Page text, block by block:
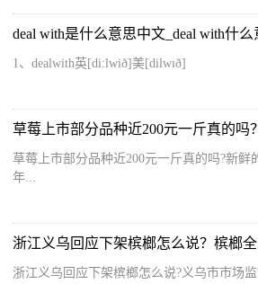
deal with是什么意思中文_deal with什
1、dealwith英[di:lwið]美[dilwɪð]
草莓上市部分品种近200元一斤真的吗
草莓上市部分品种近200元一斤真的吗?新鲜
年...
浙江义乌回应下架槟榔怎么说?义乌市市场